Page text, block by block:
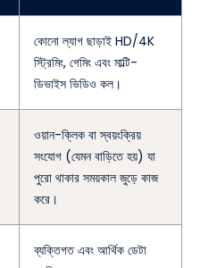
কোনো ল্যাগ ছাড়াই HD/4K
স্ট্রিমিং, গেমিং এবং মাল্টি-
ডিভাইস ভিডিও কল।
ওয়ান-ক্লিক বা স্বয়ংক্রিয়
সংযোগ (যেমন বাড়িতে হয়) যা
পুরো থাকার সময়কাল জুড়ে কাজ
করে।
ব্যক্তিগত এবং আর্থিক ডেটা